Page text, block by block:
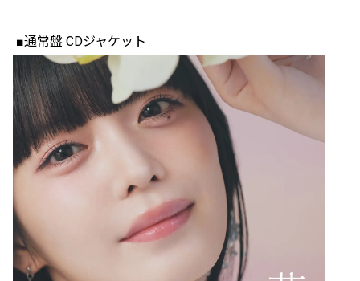
■通常盤 CDジャケット